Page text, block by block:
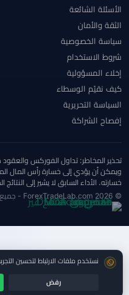
الأسئلة الشائعة
الثقة والأمان
سياسة الخصوصية
شروط الاستخدام
إخلاء المسؤولية
كيف نقيّم الوسطاء
السياسة التحريرية
إفصاح الشراكة
تحذير المخاطر: تداول الفوركس
ويمكن أن يؤدي إلى خسارة رأس المال
خسارته. الأداء السابق لا يشير إلى النتائج
© 2026 ForexTradeLab.com - جميع الحقوق محفوظة.
موافقة ملفات تعريف
نستخدم ملفات الارتباط لتحسين
رفض